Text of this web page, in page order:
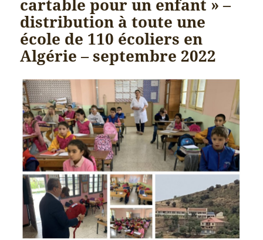
cartable pour un enfant » –
distribution à toute une
école de 110 écoliers en
Algérie – septembre 2022